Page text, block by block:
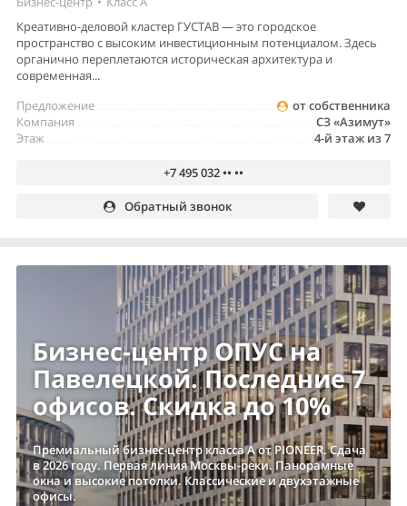
Креативно-деловой кластер ГУСТАВ — это городское
пространство с высоким инвестиционным потенциалом. Здесь
органично переплетаются историческая архитектура и
современная...
от собственника
Предложение
СЗ «Азимут»
Компания
4-й этаж из 7
Этаж
+7 495 032 •• ••
Обратный звонок
Бизнес-центр ОПУС на
Павелецкой. Последние 7
офисов. Скидка до 10%
Премиальный бизнес-центр класса А от PIONEER. Сдача
в 2026 году. Первая линия Москвы-реки. Панорамные
окна и высокие потолки. Классические и двухэтажные
офисы.